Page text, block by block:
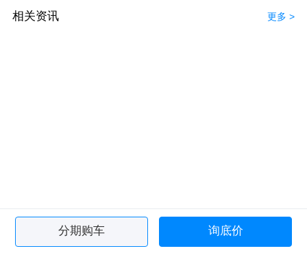
相关资讯 更多 >
分期购车 询底价